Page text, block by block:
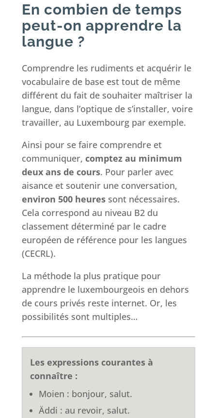
En combien de temps
peut-on apprendre la
langue ?
Comprendre les rudiments et acquérir le
vocabulaire de base est tout de même
différent du fait de souhaiter maîtriser la
langue, dans l’optique de s’installer, voire
travailler, au Luxembourg par exemple.
Ainsi pour se faire comprendre et
communiquer, comptez au minimum
deux ans de cours. Pour parler avec
aisance et soutenir une conversation,
environ 500 heuressont nécessaires.
Cela correspond au niveau B2 du
classement déterminé par le cadre
européen de référence pour les langues
(CECRL).
La méthode la plus pratique pour
apprendre le luxembourgeois en dehors
de cours privés reste internet. Or, les
possibilités sont multiples…
Les expressions courantes à
connaître :
Moien : bonjour, salut.
Äddi : au revoir, salut.